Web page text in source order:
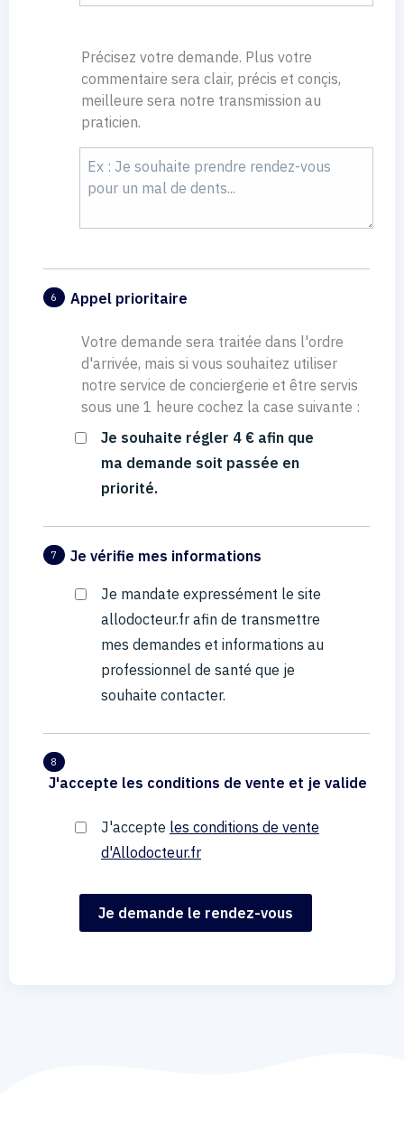
Précisez votre demande. Plus votre
commentaire sera clair, précis et conçis,
meilleure sera notre transmission au
praticien.
6 Appel prioritaire
Votre demande sera traitée dans l'ordre
d'arrivée, mais si vous souhaitez utiliser
notre service de conciergerie et être servis
sous une 1 heure cochez la case suivante :
Je souhaite régler 4 € afin que
ma demande soit passée en
priorité.
7 Je vérifie mes informations
Je mandate expressément le site
allodocteur.fr afin de transmettre
mes demandes et informations au
professionnel de santé que je
souhaite contacter.
8
J'accepte les conditions de vente et je valide
J'accepte les conditions de vente
d'Allodocteur.fr